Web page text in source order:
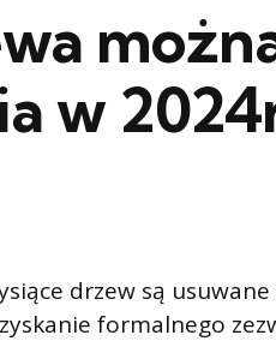
w
drzew są
formalnego